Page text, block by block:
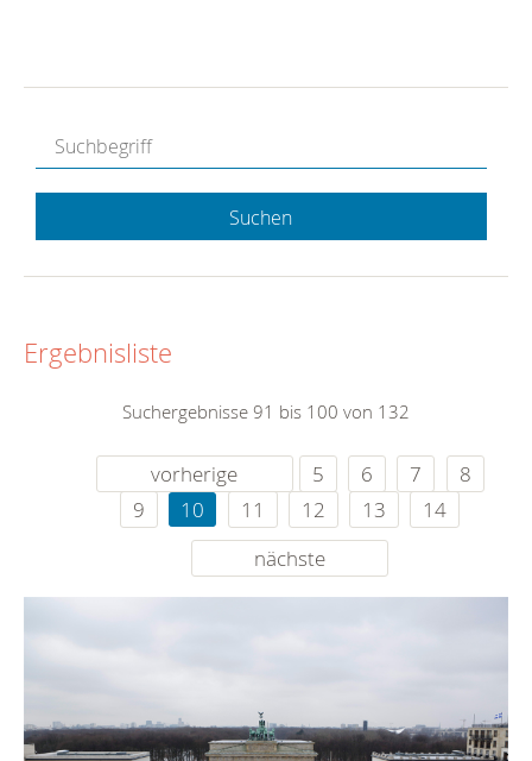
Suchen
Ergebnisliste
Suchergebnisse 91 bis 100 von 132
vorherige 5 6 7
8
9
10 11 12 13
14
nächste